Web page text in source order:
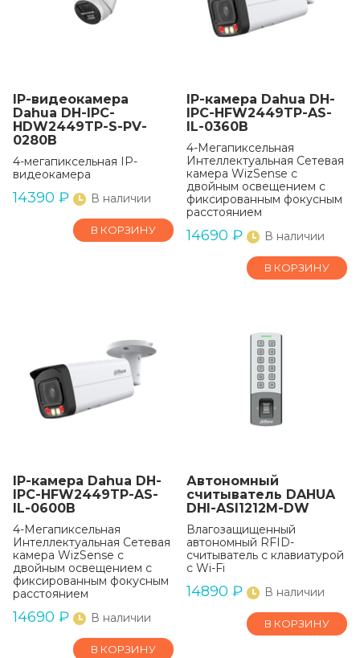
IP-видеокамера
Dahua DH-IPC-
HDW2449TP-S-PV-
0280B
4-мегапиксельная IP-
видеокамера
14390 ₽ В наличии
В КОРЗИНУ
IP-камера Dahua DH-
IPC-HFW2449TP-AS-
IL-0360B
4-Мегапиксельная
Интеллектуальная Сетевая
камера WizSense с
двойным освещением с
фиксированным фокусным
расстоянием
14690 ₽ В наличии
В КОРЗИНУ
IP-камера Dahua DH-
IPC-HFW2449TP-AS-
IL-0600B
4-Мегапиксельная
Интеллектуальная Сетевая
камера WizSense с
двойным освещением с
фиксированным фокусным
расстоянием
14690 ₽ В наличии
В КОРЗИНУ
Автономный
считыватель DAHUA
DHI-ASI1212M-DW
Влагозащищенный
автономный RFID-
считыватель с клавиатурой
c Wi-Fi
14890 ₽ В наличии
В КОРЗИНУ